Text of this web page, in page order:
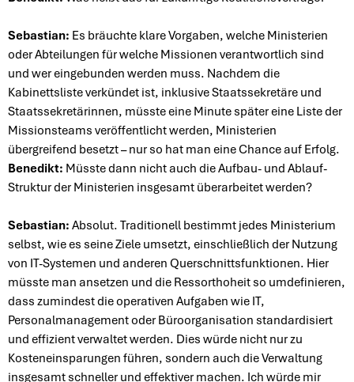
Sebastian: Es bräuchte klare Vorgaben, welche Ministerien
oder Abteilungen für welche Missionen verantwortlich sind
und wer eingebunden werden muss. Nachdem die
Kabinettsliste verkündet ist, inklusive Staatssekretäre und
Staatssekretärinnen, müsste eine Minute später eine Liste der
Missionsteams veröffentlicht werden, Ministerien
übergreifend besetzt – nur so hat man eine Chance auf Erfolg.
Benedikt: Müsste dann nicht auch die Aufbau- und Ablauf-
Struktur der Ministerien insgesamt überarbeitet werden?
Sebastian: Absolut. Traditionell bestimmt jedes Ministerium
selbst, wie es seine Ziele umsetzt, einschließlich der Nutzung
von IT-Systemen und anderen Querschnittsfunktionen. Hier
müsste man ansetzen und die Ressorthoheit so umdefinieren,
dass zumindest die operativen Aufgaben wie IT,
Personalmanagement oder Büroorganisation standardisiert
und effizient verwaltet werden. Dies würde nicht nur zu
Kosteneinsparungen führen, sondern auch die Verwaltung
insgesamt schneller und effektiver machen. Ich würde mir